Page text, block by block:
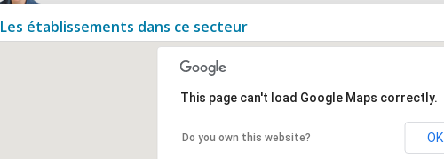
Les établissements dans ce secteur
This page can't load Google Maps correctly.
Do you own this website? OK